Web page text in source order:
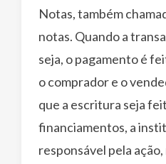
Notas, também
notas. Quando a
seja, o pagamento é
o comprador e o
que a escritura seja
financiamentos, a
responsável pela